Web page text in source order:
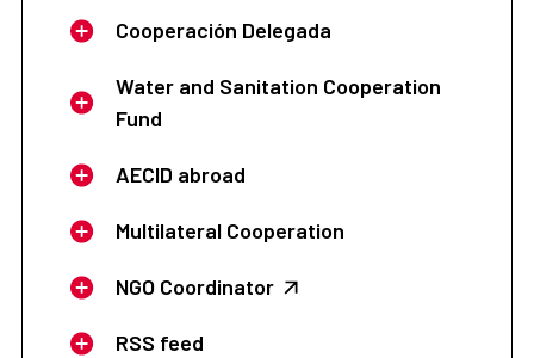
Cooperación Delegada
Water and Sanitation Cooperation
Fund
AECID abroad
Multilateral Cooperation
NGO Coordinator
RSS feed